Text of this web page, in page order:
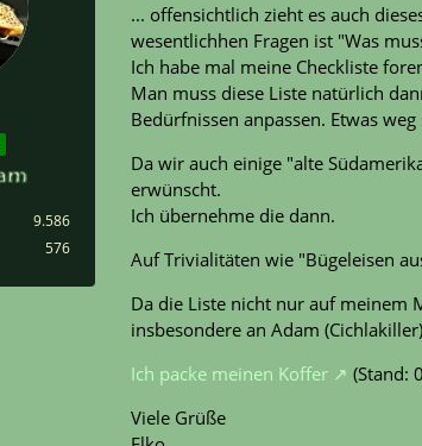
9.586
576
... offensichtlich zieht es auch
wesentlichhen Fragen ist "Was
Ich habe mal meine Checkliste
Man muss diese Liste natürlich
Bedürfnissen anpassen. Etwas
Da wir auch einige "alte
erwünscht.
Ich übernehme die dann.
Auf Trivialitäten wie "Bügeleisen
Da die Liste nicht nur auf meinem
insbesondere an Adam
Ich packe meinen Koffer
(Stand:
Viele Grüße